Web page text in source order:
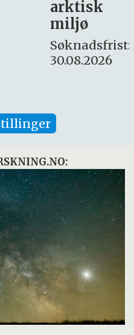
Søknadsfrist:
16. august.